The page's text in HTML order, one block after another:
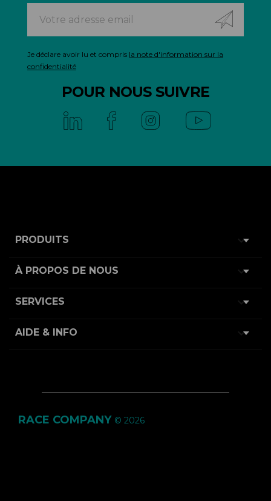
Je déclare avoir lu et compris la note d'information sur la
confidentialité
POUR NOUS SUIVRE
PRODUITS 
À PROPOS DE NOUS 
SERVICES 
AIDE & INFO 
RACE COMPANY © 2026